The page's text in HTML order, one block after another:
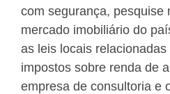
com segurança, pesquise
mercado imobiliário do
as leis locais
impostos sobre renda de
empresa de consultoria e